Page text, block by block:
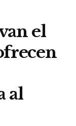
el
al